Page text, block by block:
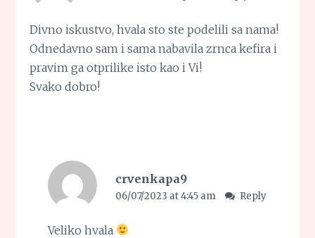
Divno iskustvo, hvala sto ste podelili sa nama!
Odnedavno sam i sama nabavila zrnca kefira i
pravim ga otprilike isto kao i Vi!
Svako dobro!
crvenkapa9
06/07/2023 at 4:45 am Reply
Veliko hvala